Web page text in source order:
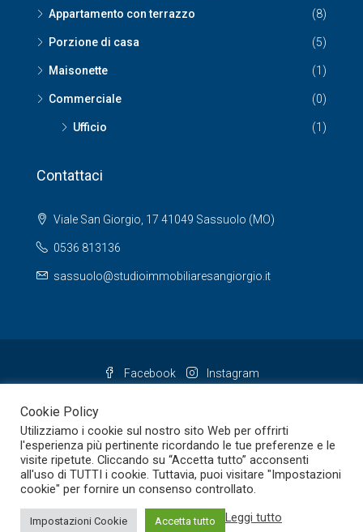
Appartamento con terrazzo (8)
Porzione di casa (5)
Maisonette (1)
Commerciale (0)
Ufficio (1)
Contattaci
Viale San Giorgio, 17 41049 Sassuolo (MO)
0536 813136
sassuolo@studioimmobiliaresangiorgio.it
Facebook Instagram
© 2022 - Studio San Giorgio Srl - P. Iva 02870110364
Cookie Policy
Utilizziamo i cookie sul nostro sito Web per offrirti
l'esperienza più pertinente ricordando le tue preferenze e le
visite ripetute. Cliccando su “Accetta tutto” acconsenti
all'uso di TUTTI i cookie. Tuttavia, puoi visitare "Impostazioni
cookie" per fornire un consenso controllato.
Impostazioni Cookie Accetta tutto Leggi tutto